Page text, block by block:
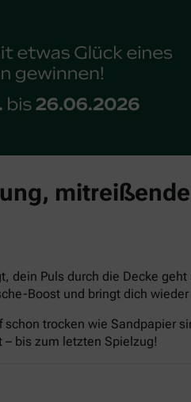
dein Puls durch die Decke
Boost und bringt dich
trocken wie
bis zum letzten Spielzug!